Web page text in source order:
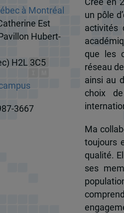
à Montréal
Est
Hubert-
H2L 3C5
3667
un pôle
activités
que les
réseau
ainsi au
choix
Ma
toujours
qualité.
ses